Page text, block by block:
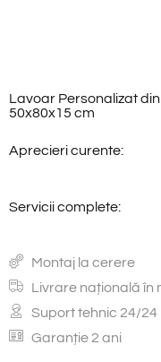
Lavoar Personalizat
50x80x15 cm
Aprecieri curente:
Servicii complete:
Montaj la cerere
Livrare națională în
Suport tehnic 24/24
Garanție 2 ani